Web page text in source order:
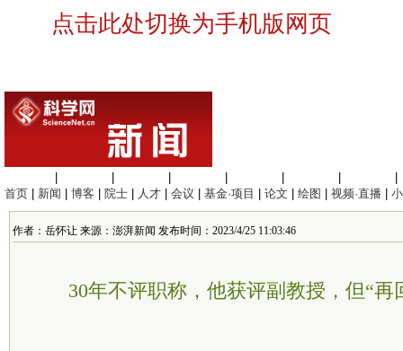
点击此处切换为手机版网页
首页
新闻 博客 院士 人才 会议 基金·项目 论文 绘图 视频·直播
作者：岳怀让 来源：澎湃新闻 发布时间：2023/4/25 11:03:46
30年不评职称，他获评副教授，但“再